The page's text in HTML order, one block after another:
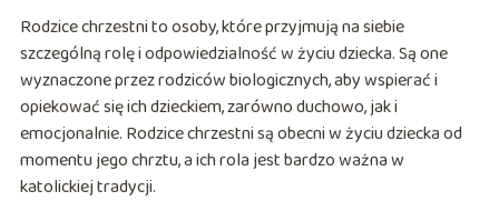
Rodzice chrzestni to osoby, które przyjmują na siebie
szczególną rolę i odpowiedzialność w życiu dziecka. Są one
wyznaczone przez rodziców biologicznych, aby wspierać i
opiekować się ich dzieckiem, zarówno duchowo, jak i
emocjonalnie. Rodzice chrzestni są obecni w życiu dziecka od
momentu jego chrztu, a ich rola jest bardzo ważna w
katolickiej tradycji.